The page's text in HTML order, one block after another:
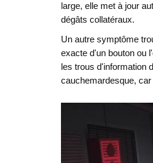
large, elle met à jour
dégâts collatéraux.
Un autre symptôme
exacte d'un bouton ou
les trous d'information
cauchemardesque,